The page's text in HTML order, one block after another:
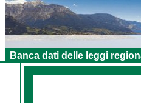
Banca dati delle leggi